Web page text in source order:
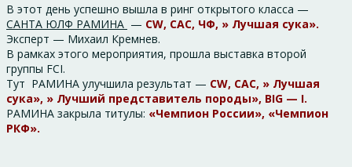
В этот день успешно вышла в ринг открытого класса —
САНТА ЮЛФ РАМИНА — CW, CAC, ЧФ, » Лучшая сука».
Эксперт — Михаил Кремнев.
В рамках этого мероприятия, прошла выставка второй
группы FCI.
Тут РАМИНА улучшила результат — CW, CAC, » Лучшая
сука», » Лучший представитель породы», BIG — I.
РАМИНА закрыла титулы: «Чемпион России», «Чемпион
РКФ».